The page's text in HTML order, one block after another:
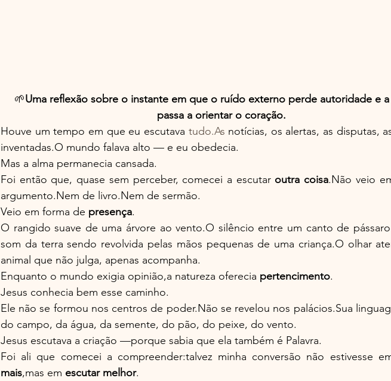
🌱Uma reflexão sobre o instante em que o ruído externo perde autoridade e
passa a orientar o coração.
Houve um tempo em que eu escutava tudo.As notícias, os alertas, as disputas,
inventadas.O mundo falava alto — e eu obedecia.
Mas a alma permanecia cansada.
Foi então que, quase sem perceber, comecei a escutar outra coisa.Não veio
argumento.Nem de livro.Nem de sermão.
Veio em forma de presença.
O rangido suave de uma árvore ao vento.O silêncio entre um canto de
som da terra sendo revolvida pelas mãos pequenas de uma criança.O olhar
animal que não julga, apenas acompanha.
Enquanto o mundo exigia opinião,a natureza oferecia pertencimento.
Jesus conhecia bem esse caminho.
Ele não se formou nos centros de poder.Não se revelou nos palácios.Sua
do campo, da água, da semente, do pão, do peixe, do vento.
Jesus escutava a criação —porque sabia que ela também é Palavra.
Foi ali que comecei a compreender:talvez minha conversão não estivesse
mais,mas em escutar melhor.